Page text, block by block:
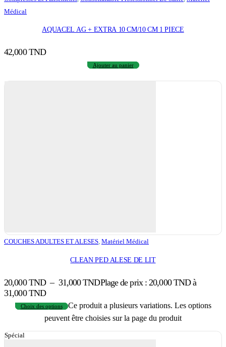
Médical
AQUACEL AG + EXTRA 10 CM/10 CM 1 PIECE
42,000TND
Ajouter au panier
COUCHES ADULTES ET ALESES, Matériel Médical
CLEAN PED ALESE DE LIT
20,000TND – 31,000TNDPlage de prix : 20,000 TND à
31,000 TND
Choix des options
Ce produit a plusieurs variations. Les options
peuvent être choisies sur la page du produit
Spécial